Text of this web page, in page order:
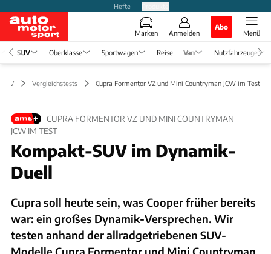
Hefte
Marken Anmelden
Abo
Menü
SUV Oberklasse Sportwagen Reise Van Nutzfahrzeuge
SUV Vergleichstests Cupra Formentor VZ und Mini Countryman JCW im Test
CUPRA FORMENTOR VZ UND MINI COUNTRYMAN
JCW IM TEST
Kompakt-SUV im Dynamik-
Duell
Cupra soll heute sein, was Cooper früher bereits
war: ein großes Dynamik-Versprechen. Wir
testen anhand der allradgetriebenen SUV-
Modelle Cupra Formentor und Mini Countryman,